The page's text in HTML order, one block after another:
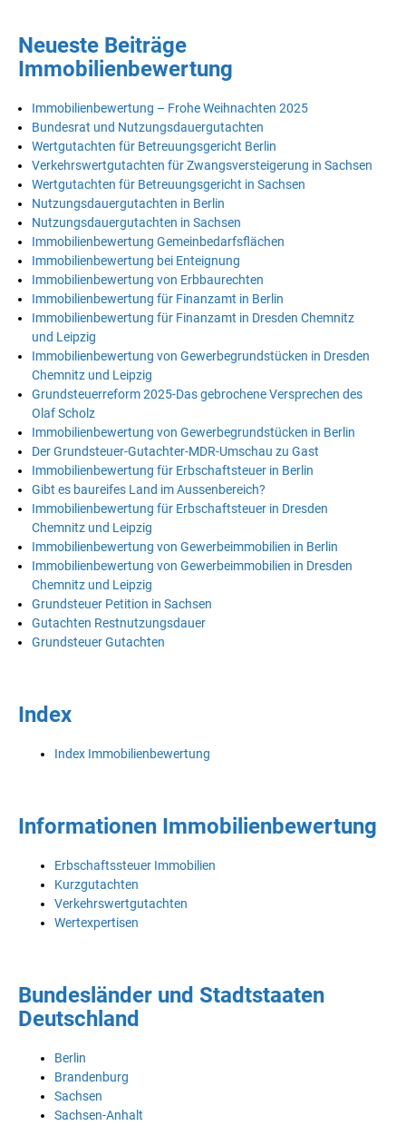
Neueste Beiträge
Immobilienbewertung
Immobilienbewertung – Frohe Weihnachten 2025
Bundesrat und Nutzungsdauergutachten
Wertgutachten für Betreuungsgericht Berlin
Verkehrswertgutachten für Zwangsversteigerung in Sachsen
Wertgutachten für Betreuungsgericht in Sachsen
Nutzungsdauergutachten in Berlin
Nutzungsdauergutachten in Sachsen
Immobilienbewertung Gemeinbedarfsflächen
Immobilienbewertung bei Enteignung
Immobilienbewertung von Erbbaurechten
Immobilienbewertung für Finanzamt in Berlin
Immobilienbewertung für Finanzamt in Dresden Chemnitz
und Leipzig
Immobilienbewertung von Gewerbegrundstücken in Dresden
Chemnitz und Leipzig
Grundsteuerreform 2025-Das gebrochene Versprechen des
Olaf Scholz
Immobilienbewertung von Gewerbegrundstücken in Berlin
Der Grundsteuer-Gutachter-MDR-Umschau zu Gast
Immobilienbewertung für Erbschaftsteuer in Berlin
Gibt es baureifes Land im Aussenbereich?
Immobilienbewertung für Erbschaftsteuer in Dresden
Chemnitz und Leipzig
Immobilienbewertung von Gewerbeimmobilien in Berlin
Immobilienbewertung von Gewerbeimmobilien in Dresden
Chemnitz und Leipzig
Grundsteuer Petition in Sachsen
Gutachten Restnutzungsdauer
Grundsteuer Gutachten
Index
Index Immobilienbewertung
Informationen Immobilienbewertung
Erbschaftssteuer Immobilien
Kurzgutachten
Verkehrswertgutachten
Wertexpertisen
Bundesländer und Stadtstaaten
Deutschland
Berlin
Brandenburg
Sachsen
Sachsen-Anhalt